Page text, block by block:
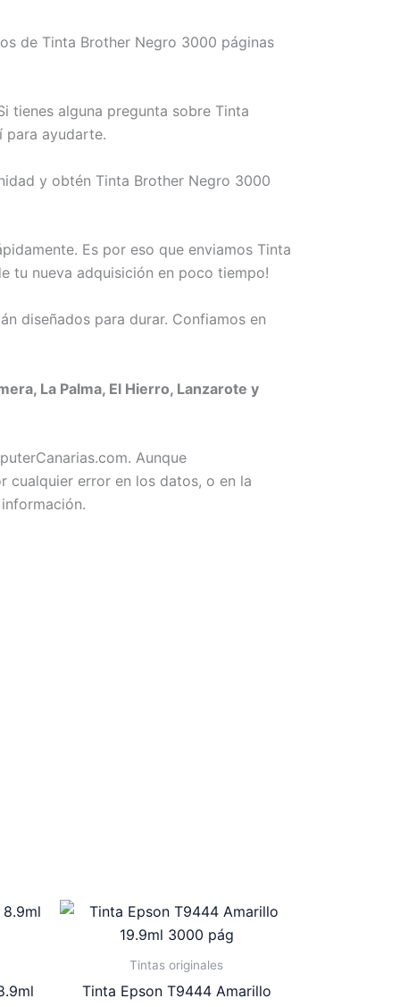
de Tinta Brother Negro 3000 páginas
tienes alguna pregunta sobre Tinta
para ayudarte.
y obtén Tinta Brother Negro 3000
Es por eso que enviamos Tinta
tu nueva adquisición en poco tiempo!
diseñados para durar. Confiamos en
La Palma, El Hierro, Lanzarote y
Aunque
cualquier error en los datos, o en la
Tintas originales
Tinta Epson T9444 Amarillo